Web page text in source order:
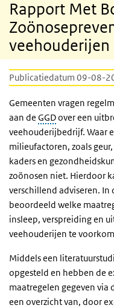
Rapport Met
veehouderijen
Publicatiedatum 09-08-
Gemeenten vragen
aan de GGDover een
veehouderijbedrijf. Waar
milieufactoren, zoals
kaders en
zoönosen niet. Hierdoor
verschillend adviseren.
beoordeeld welke
insleep, verspreiding en
veehouderijen te
Middels een
opgesteld en hebben de
maatregelen gegeven via
een overzicht van, door